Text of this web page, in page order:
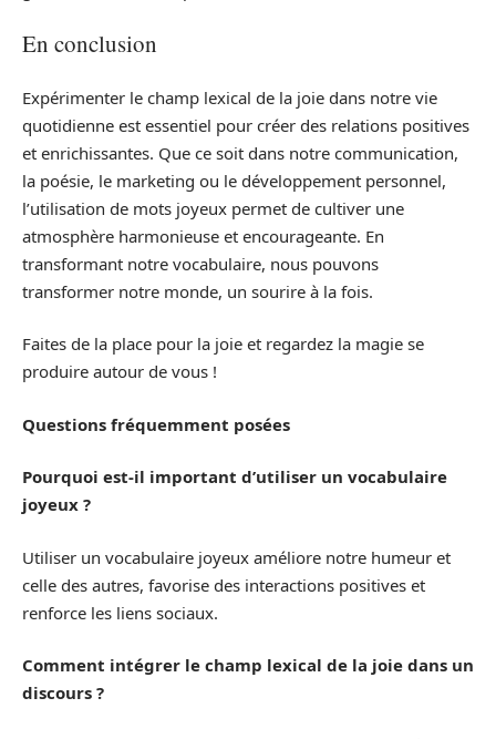
En conclusion
Expérimenter le champ lexical de la joie dans notre vie
quotidienne est essentiel pour créer des relations positives
et enrichissantes. Que ce soit dans notre communication,
la poésie, le marketing ou le développement personnel,
l’utilisation de mots joyeux permet de cultiver une
atmosphère harmonieuse et encourageante. En
transformant notre vocabulaire, nous pouvons
transformer notre monde, un sourire à la fois.
Faites de la place pour la joie et regardez la magie se
produire autour de vous !
Questions fréquemment posées
Pourquoi est-il important d’utiliser un vocabulaire
joyeux ?
Utiliser un vocabulaire joyeux améliore notre humeur et
celle des autres, favorise des interactions positives et
renforce les liens sociaux.
Comment intégrer le champ lexical de la joie dans un
discours ?